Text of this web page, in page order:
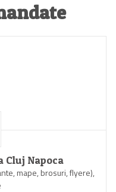
Cluj Napoca
mape, brosuri, flyere),